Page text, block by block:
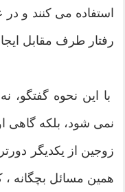
استفاده می کنند و در
رفتار طرف مقابل
با این نحوه گفتگو،
نمی شود، بلکه گاهی
زوجین از یکدیگر
همین مسائل بچگانه ،